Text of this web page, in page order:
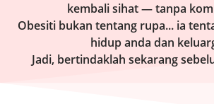
kembali sihat — tanpa
Obesiti bukan tentang rupa... ia
hidup anda dan
Jadi, bertindaklah sekarang